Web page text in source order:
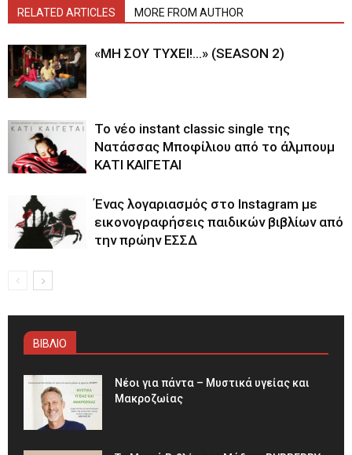
RELATED ARTICLES MORE FROM AUTHOR
«ΜΗ ΣΟΥ ΤΥΧΕΙ!…» (SEASON 2)
Το νέο instant classic single της
Νατάσσας Μποφίλιου από το άλμπουμ
ΚΑΤΙ ΚΑΙΓΕΤΑΙ
Ένας λογαριασμός στο Instagram με
εικονογραφήσεις παιδικών βιβλίων από
την πρώην ΕΣΣΔ
ΒΙΒΛΙΟ
Νέοι για πάντα – Μυστικά υγείας και
Μακροζωίας